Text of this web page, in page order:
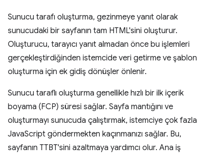
Sunucu tarafı oluşturma, gezinmeye yanıt olarak
sunucudaki bir sayfanın tam HTML'sini oluşturur.
Oluşturucu, tarayıcı yanıt almadan önce bu işlemleri
gerçekleştirdiğinden istemcide veri getirme ve şablon
oluşturma için ek gidiş dönüşler önlenir.
Sunucu taraflı oluşturma genellikle hızlı bir ilk içerik
boyama (FCP) süresi sağlar. Sayfa mantığını ve
oluşturmayı sunucuda çalıştırmak, istemciye çok fazla
JavaScript göndermekten kaçınmanızı sağlar. Bu,
sayfanın TTBT'sini azaltmaya yardımcı olur. Ana iş